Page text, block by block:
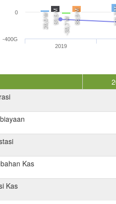
26,0 M 93,5 M
-30,7 M
88,9 M
2019
-400G
0
Kas
Kas